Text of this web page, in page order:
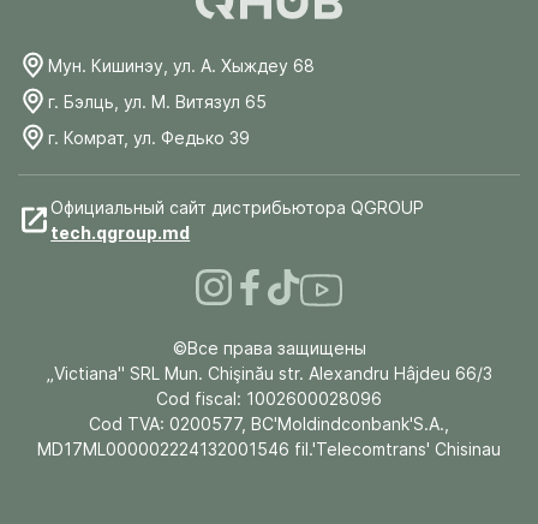
Мун. Кишинэу, ул. А. Хыждеу 68
г. Бэлць, ул. М. Витязул 65
г. Комрат, ул. Федько 39
Официальный сайт дистрибьютора QGROUP
tech.qgroup.md
©Все права защищены
„Victiana" SRL Mun. Chişinău str. Alexandru Hâjdeu 66/3
Cod fiscal: 1002600028096
Cod TVA: 0200577, BC'Moldindconbank'S.A.,
MD17ML000002224132001546 fil.'Telecomtrans' Chisinau